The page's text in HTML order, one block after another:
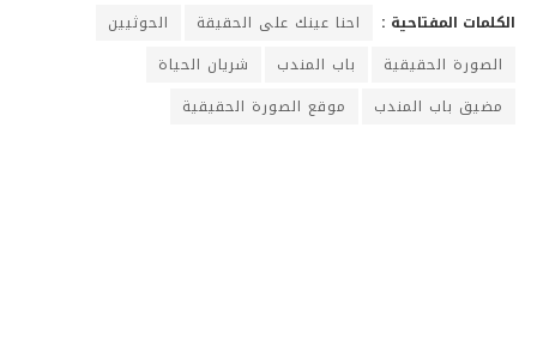
الكلمات المفتاحية : احنا عينك على الحقيقة
الحوثيين
الصورة الحقيقية
باب المندب
شريان الحياة
مضيق باب المندب
موقع الصورة الحقيقية